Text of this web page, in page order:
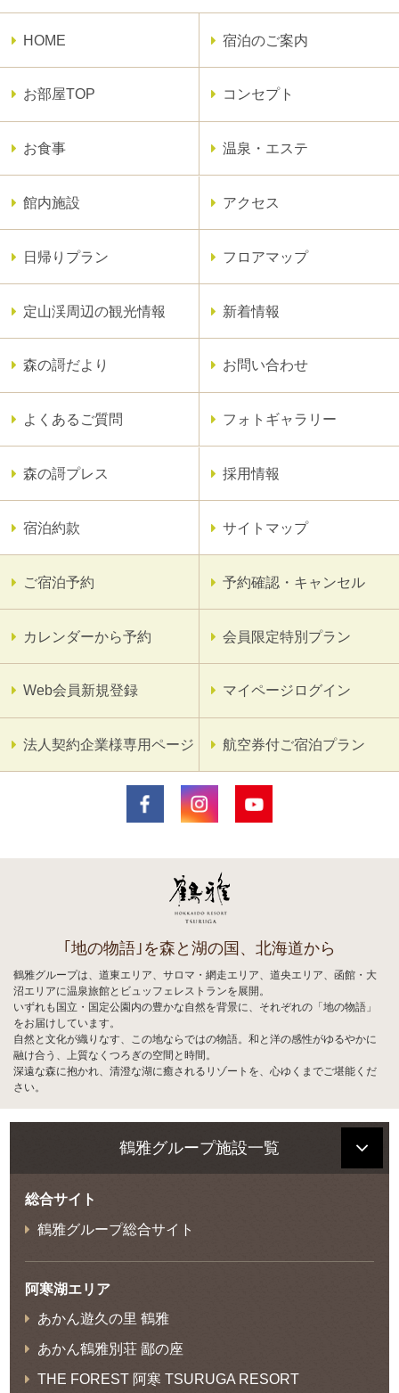
HOME 宿泊のご案内
お部屋TOP コンセプト
お食事 温泉・エステ
館内施設 アクセス
日帰りプラン フロアマップ
定山渓周辺の観光情報 新着情報
森の謌だより お問い合わせ
よくあるご質問 フォトギャラリー
森の謌プレス 採用情報
宿泊約款 サイトマップ
ご宿泊予約 予約確認・キャンセル
カレンダーから予約 会員限定特別プラン
Web会員新規登録 マイページログイン
法人契約企業様専用ページ 航空券付ご宿泊プラン
｢地の物語｣を森と湖の国、北海道から
鶴雅グループは、道東エリア、サロマ・網走エリア、道央エリア、函館・大
沼エリアに温泉旅館とビュッフェレストランを展開。
いずれも国立・国定公園内の豊かな自然を背景に、それぞれの「地の物語」
をお届けしています。
自然と文化が織りなす、この地ならではの物語。和と洋の感性がゆるやかに
融け合う、上質なくつろぎの空間と時間。
深遠な森に抱かれ、清澄な湖に癒されるリゾートを、心ゆくまでご堪能くだ
さい。
鶴雅グループ施設一覧
総合サイト
鶴雅グループ総合サイト
阿寒湖エリア
あかん遊久の里 鶴雅
あかん鶴雅別荘 鄙の座
THE FOREST 阿寒 TSURUGA RESORT